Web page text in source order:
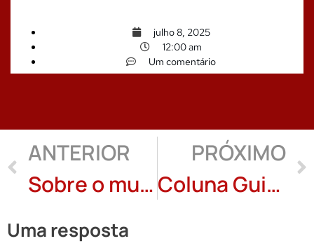
julho 8, 2025
12:00 am
Um comentário
ANTERIOR
Sobre o mundo, selfies e trens
PRÓXIMO
Coluna Guido Viaro: O Quadrado/Capítulo 4
Uma resposta